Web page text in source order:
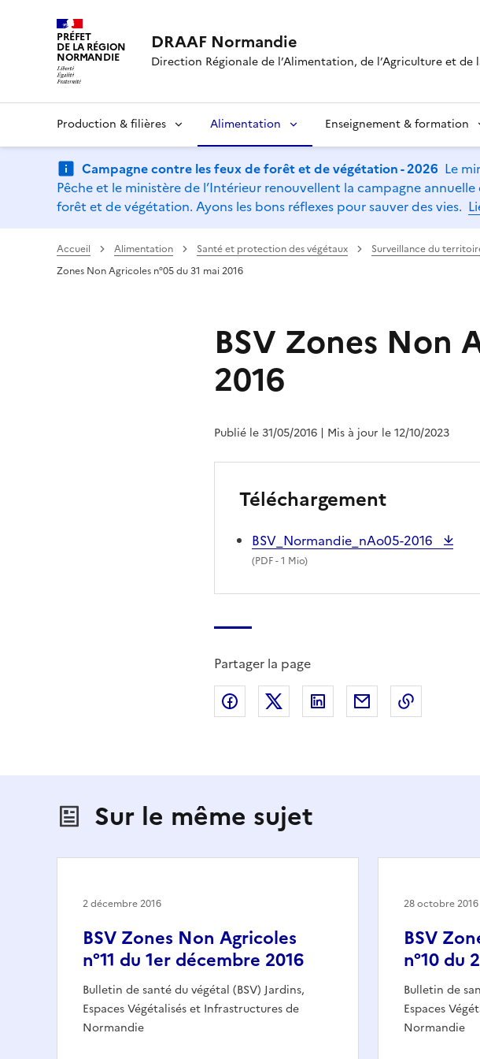
PRÉFET
DE LA RÉGION
NORMANDIE
DRAAF Normandie
Direction Régionale de l’Alimentation, de l’Agriculture et de
Production & filières Alimentation Enseignement & formation
Campagne contre les feux de forêt et de végétation - 2026 Le
Pêche et le ministère de l’Intérieur renouvellent la campagne
forêt et de végétation. Ayons les bons réflexes pour sauver des vies.
Accueil Alimentation Santé et protection des végétaux Surveillance du
Zones Non Agricoles n°05 du 31 mai 2016
BSV Zones Non
2016
Publié le 31/05/2016 | Mis à jour le 12/10/2023
Téléchargement
BSV_Normandie_nAo05-2016
(PDF- 1 Mio)
Partager la page
Partager sur Facebook
Partager sur X (anciennement
Partager sur LinkedIn
Partager par email
Copier
Sur le même sujet
BSV Zones Non Agricoles
n°11 du 1er décembre 2016
Bulletin de santé du végétal (BSV) Jardins,
Espaces Végétalisés et Infrastructures de
Normandie
2 décembre 2016
BSV
n°10 du
Bulletin de
Espaces
Normandie
28 octobre 2016